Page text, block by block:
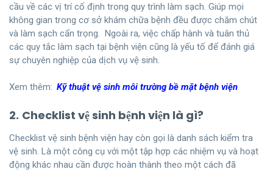
cầu về các vị trí cố định trong quy trình làm sạch. Giúp mọi
không gian trong cơ sở khám chữa bệnh đều được chăm chút
và làm sạch cẩn trọng. Ngoài ra, việc chấp hành và tuân thủ
các quy tắc làm sạch tại bệnh viện cũng là yếu tố để đánh giá
sự chuyên nghiệp của dịch vụ vệ sinh.
Xem thêm: Kỹ thuật vệ sinh môi trường bề mặt bệnh viện
2. Checklist vệ sinh bệnh viện là gì?
Checklist vệ sinh bệnh viện hay còn gọi là danh sách kiểm tra
vệ sinh. Là một công cụ với một tập hợp các nhiệm vụ và hoạt
động khác nhau cần được hoàn thành theo một cách đã